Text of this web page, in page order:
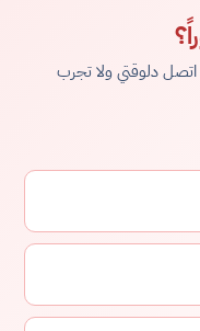
دلوقتي ولا تجرب